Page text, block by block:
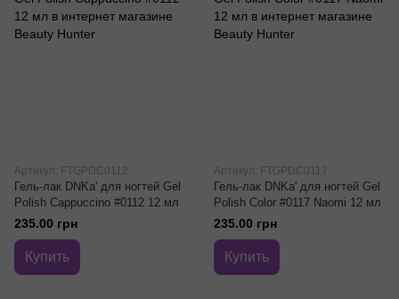
Артикул: FTGPDC0112
Гель-лак DNKa' для ногтей Gel
Polish Cappuccino #0112 12 мл
235.00 грн
Купить
Артикул: FTGPDС0117
Гель-лак DNKa' для ногтей Gel
Polish Color #0117 Naomi 12 мл
235.00 грн
Купить